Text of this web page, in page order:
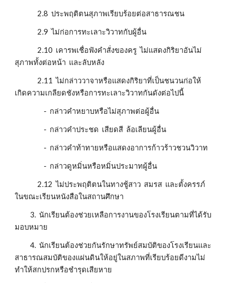
               2.8  ประพฤติตนสุภาพเรียบร้อยต่อสาธารณชน
               2.9  ไม่ก่อการทะเลาะวิวาทกับผู้อื่น
               2.10  เคารพเชื่อฟังคำสั่งของครู  ไม่แสดงกิริยาอันไม่
สุภาพทั้งต่อหน้า  และลับหลัง
               2.11  ไม่กล่าววาจาหรือแสดงกิริยาที่เป็นชนวนก่อให้
เกิดความเกลียดชังหรือการทะเลาะวิวาทกันดังต่อไปนี้
                   -  กล่าวคำหยาบหรือไม่สุภาพต่อผู้อื่น
                   -  กล่าวคำประชด  เสียดสี  ล้อเลียนผู้อื่น
                   -  กล่าวคำท้าทายหรือแสดงอาการก้าวร้าวชวนวิวาท
                   -  กล่าวดูหมิ่นหรือหมิ่นประมาทผู้อื่น
               2.12  ไม่ประพฤติตนในทางชู้สาว  สมรส  และตั้งครรภ์
ในขณะเรียนหนังสือในสถานศึกษา
มอบหมาย
          4.  นักเรียนต้องช่วยกันรักษาทรัพย์สมบัติของโรงเรียนและ
สาธารณสมบัติของแผ่นดินให้อยู่ในสภาพที่เรียบร้อยดีงามไม่
ทำให้สกปรกหรือชำรุดเสียหาย